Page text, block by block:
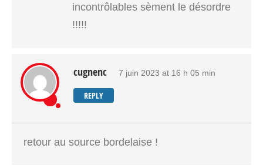
incontrôlables sèment le désordre
!!!!!
cugnenc 7 juin 2023 at 16 h 05 min
REPLY
retour au source bordelaise !